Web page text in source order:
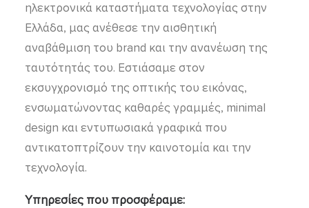
ηλεκτρονικά καταστήματα τεχνολογίας στην
Ελλάδα, μας ανέθεσε την αισθητική
αναβάθμιση του brand και την ανανέωση της
ταυτότητάς του. Εστιάσαμε στον
εκσυγχρονισμό της οπτικής του εικόνας,
ενσωματώνοντας καθαρές γραμμές, minimal
design και εντυπωσιακά γραφικά που
αντικατοπτρίζουν την καινοτομία και την
τεχνολογία.
Υπηρεσίες που προσφέραμε: